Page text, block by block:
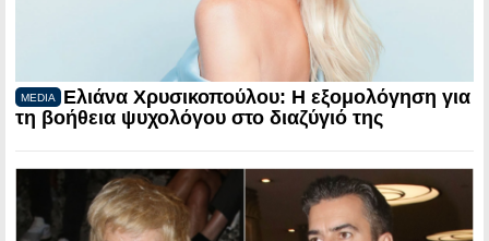
MEDIA
Ελιάνα Χρυσικοπούλου: Η εξομολόγηση για
τη βοήθεια ψυχολόγου στο διαζύγιό της